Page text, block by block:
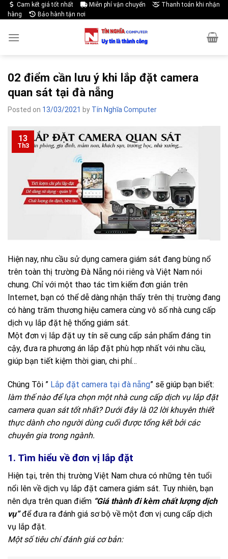
Skip
to
Cam kết giá tốt nhất Miễn phí vận chuyển
Thanh toán khi nhận
hàng
Bảo hành tận nơi
02 điểm cần lưu ý khi lắp đặt camera
quan sát tại đà nẵng
Posted on 13/03/2021 by Tín Nghĩa Computer
13
Th3
Hiện nay, nhu cầu sử dụng camera giám sát đang bùng nổ
trên toàn thị trường Đà Nẵng nói riêng và Việt Nam nói
chung. Chỉ với một thao tác tìm kiếm đơn giản trên
Internet, bạn có thể dễ dàng nhận thấy trên thị trường đang
có hàng trăm thương hiệu camera cùng vô số nhà cung cấp
dịch vụ lắp đặt hệ thống giám sát.
Một đơn vị lắp đặt uy tín sẽ cung cấp sản phẩm đáng tin
cậy, đưa ra phương án lắp đặt phù hợp nhất với nhu cầu,
giúp bạn tiết kiệm thời gian, chi phí…
Chúng Tôi ” Lắp đặt camera tại đà nẵng” sẽ giúp bạn biết:
làm thế nào để lựa chọn một nhà cung cấp dịch vụ lắp đặt
camera quan sát tốt nhất? Dưới đây là 02 lời khuyên thiết
thực dành cho người dùng cuối được tổng kết bởi các
chuyên gia trong ngành.
1. Tìm hiểu về đơn vị lắp đặt
Hiện tại, trên thị trường Việt Nam chưa có những tên tuổi
nổi lên về dịch vụ lắp đặt camera giám sát. Tuy nhiên, bạn
nên dựa trên quan điểm “Giá thành đi kèm chất lượng dịch
vụ”để đưa ra đánh giá sơ bộ về một đơn vị cung cấp dịch
vụ lắp đặt.
Một số tiêu chí đánh giá cơ bản: